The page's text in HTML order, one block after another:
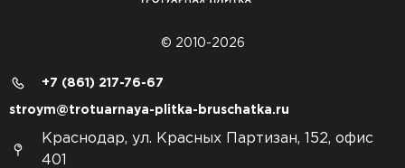
© 2010-2026
+7 (861) 217-76-67
stroym@trotuarnaya-plitka-bruschatka.ru
Краснодар, ул. Красных Партизан, 152, офис
401